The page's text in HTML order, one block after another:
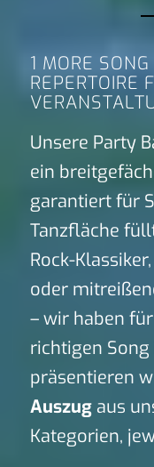
1 MORE
REPERTOIRE
Unsere Party
ein
garantiert für
Tanzfläche
Rock-
oder
– wir haben
richtigen Song
präsentieren
Auszugaus
Kategorien,